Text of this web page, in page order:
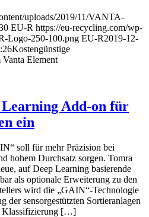
uploads/2019/11/VANTA-
EU-R https://eu-recycling.com/wp-
Logo-250-100.png EU-R2019-12-
Kostengünstige
Element
Add-on für
ein
soll für mehr Präzision bei
hohem Durchsatz sorgen. Tomra
auf Deep Learning basierende
als optionale Erweiterung zu den
wird die „GAIN“-Technologie
der sensorgestützten Sortieranlagen
Klassifizierung […]